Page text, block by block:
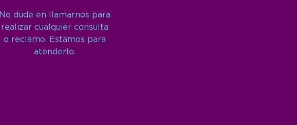
No dude en llamarnos para
realizar cualquier consulta
o reclamo. Estamos para
atenderlo.